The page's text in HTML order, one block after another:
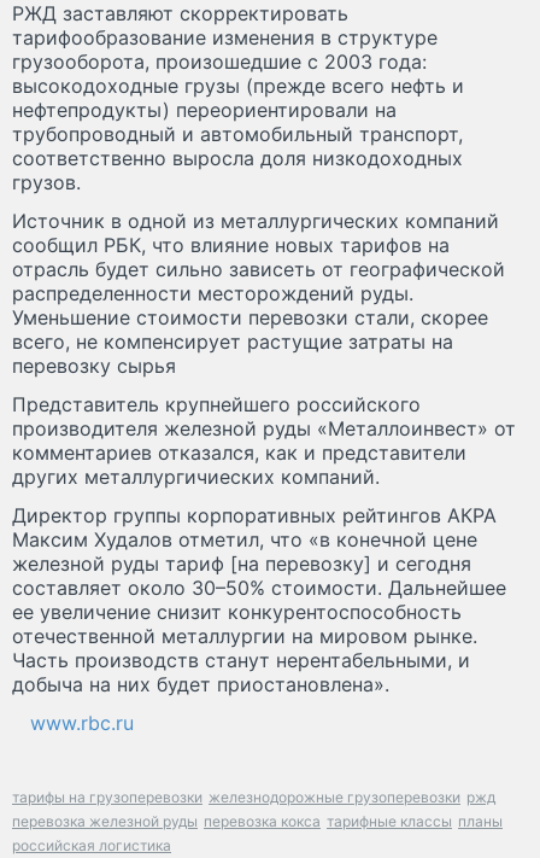
РЖД заставляют скорректировать
тарифообразование изменения в структуре
грузооборота, произошедшие с 2003 года:
высокодоходные грузы (прежде всего нефть и
нефтепродукты) переориентировали на
трубопроводный и автомобильный транспорт,
соответственно выросла доля низкодоходных
грузов.
Источник в одной из металлургических компаний
сообщил РБК, что влияние новых тарифов на
отрасль будет сильно зависеть от географической
распределенности месторождений руды.
Уменьшение стоимости перевозки стали, скорее
всего, не компенсирует растущие затраты на
перевозку сырья
Представитель крупнейшего российского
производителя железной руды «Металлоинвест» от
комментариев отказался, как и представители
других металлургичиеских компаний.
Директор группы корпоративных рейтингов АКРА
Максим Худалов отметил, что «в конечной цене
железной руды тариф [на перевозку] и сегодня
составляет около 30–50% стоимости. Дальнейшее
ее увеличение снизит конкурентоспособность
отечественной металлургии на мировом рынке.
Часть производств станут нерентабельными, и
добыча на них будет приостановлена».
www.rbc.ru
тарифы на грузоперевозки железнодорожные грузоперевозки ржд
перевозка железной руды перевозка кокса тарифные классы планы
российская логистика